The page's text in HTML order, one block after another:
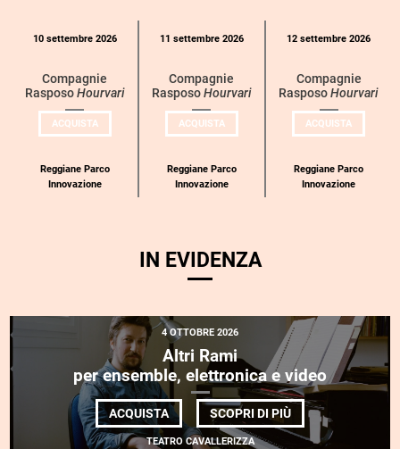
Calendario
categoria
10 settembre 2026
Compagnie
RasposoHourvari
ACQUISTAUN
BIGLIETTO
Reggiane Parco
Innovazione
11 settembre 2026
Compagnie
RasposoHourvari
ACQUISTAUN
BIGLIETTO
Reggiane Parco
Innovazione
12 settembre 2026
Compagnie
RasposoHourvari
ACQUISTAUN
BIGLIETTO
Reggiane Parco
Innovazione
IN EVIDENZA
4 OTTOBRE 2026
Altri Rami
per ensemble, elettronica e video
ACQUISTA SCOPRI DI PIÙDI
ALTRI
RAMI
TEATRO CAVALLERIZZA